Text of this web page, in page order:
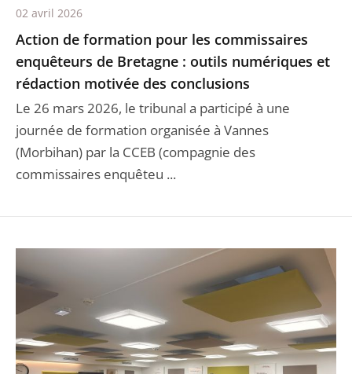
Action de formation pour les commissaires
enquêteurs de Bretagne : outils numériques et
rédaction motivée des conclusions
Le 26 mars 2026, le tribunal a participé à une
journée de formation organisée à Vannes
(Morbihan) par la CCEB (compagnie des
commissaires enquêteu ...
02 avril 2026